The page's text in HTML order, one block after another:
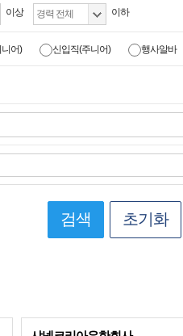
이상 이하
니어) 신입직(주니어) 행사알바
검색 초기화